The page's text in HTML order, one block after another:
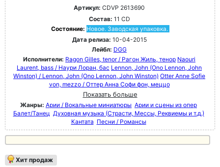
Артикул: CDVP 2613690
Состав: 11 CD
Состояние: Новое. Заводская упаковка.
Дата релиза: 10-04-2015
Лейбл: DGG
Исполнители: Ragon Gilles, tenor / Рагон Жиль, тенор Naouri
Laurent, bass / Наури Лоран, бас Lennon, John (Ono Lennon, John
Winston) / Lennon, John (Ono Lennon, John Winston) Otter Anne Sofie
von, mezzo / Оттер Анна Софи фон, меццо
Показать больше
Жанры: Арии / Вокальные миниатюры Арии и сцены из опер
Балет/Танец Духовная музыка (Страсти, Мессы, Реквиемы и т.д.)
Кантата Песни / Романсы
Хит продаж